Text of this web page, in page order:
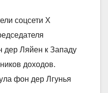
соцсети X
дер Ляйен к Западу
доходов.
фон дер Лгунья